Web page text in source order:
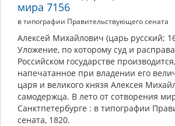
мира 7156
в типографии Правительствующего сената
Алексей Михайлович (царь русский;
Уложение, по которому суд и
Российском государстве
напечатанное при владении его
царя и великого князя Алексея
самодержца. В лето от сотворения
Санктпетербурге : в типографии
сената, 1820.